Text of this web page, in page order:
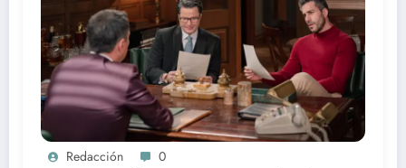
Redacción 0